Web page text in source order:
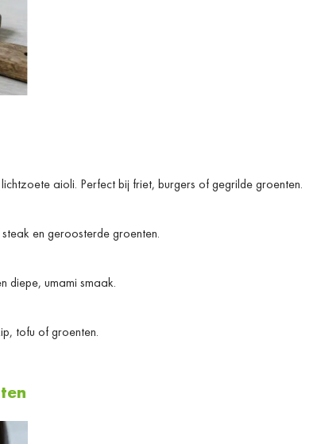
aioli. Perfect bij friet, burgers of gegrilde groenten.
en geroosterde groenten.
diepe, umami smaak.
tofu of groenten.